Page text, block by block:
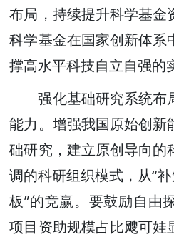
布局，持续提升科学基金
科学基金在国家创新体系
撑高水平科技自立自强的
强化基础研究系统布
能力。增强我国原始创新
础研究，建立原创导向的
调的科研组织模式，从“
板”的竞赢。要鼓励自由
项目资助规模占比飕可娃